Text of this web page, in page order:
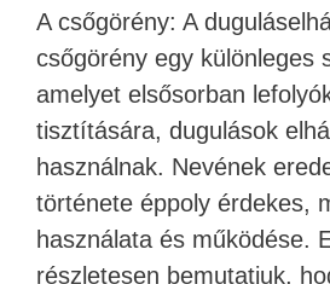
A csőgörény: A
csőgörény egy különleges
amelyet elsősorban
tisztítására, dugulások
használnak. Nevének
története éppoly érdekes,
használata és működése.
részletesen bemutatjuk,